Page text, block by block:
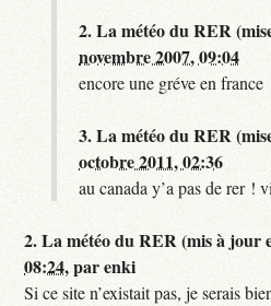
2.La météo du RER
novembre 2007, 09:04
encore une gréve en
3.La météo du RER
octobre 2011, 02:36
au canada y’a pas de rer !
2.La météo du RER (mis à jour
08:24,parenki
Si ce site n’existait pas, je serais